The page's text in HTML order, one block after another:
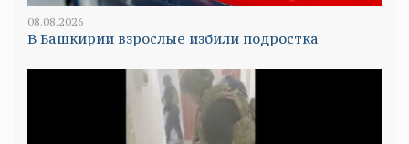
08.08.2026
В Башкирии взрослые избили подростка